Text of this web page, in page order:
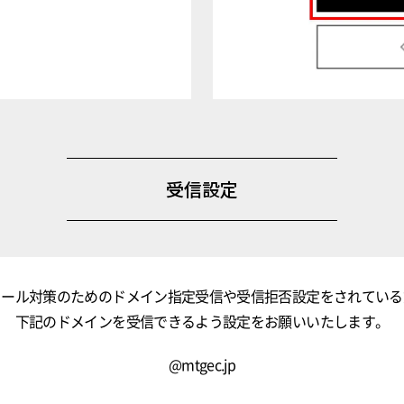
受信設定
ル対策のためのドメイン指定受信や受信拒否設定をされてい
下記のドメインを受信できるよう設定をお願いいたします。
@mtgec.jp